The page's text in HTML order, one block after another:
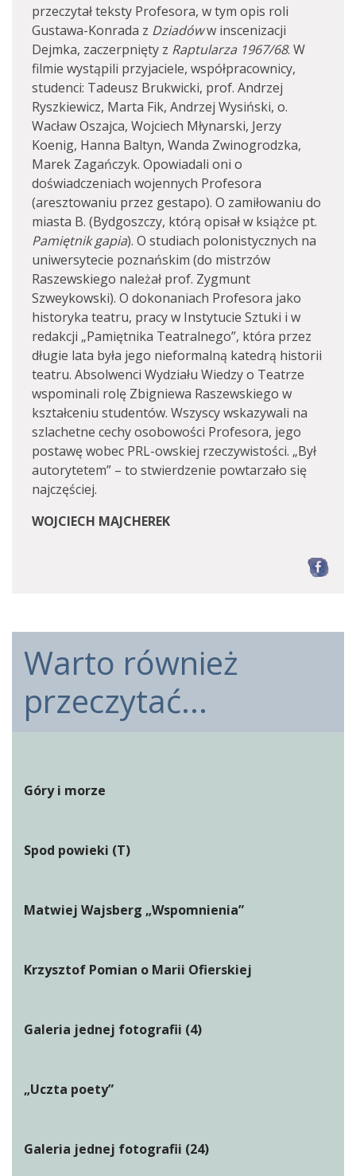
przeczytał teksty Profesora, w tym opis roli
Gustawa-Konrada z Dziadóww inscenizacji
Dejmka, zaczerpnięty z Raptularza 1967/68. W
filmie wystąpili przyjaciele, współpracownicy,
studenci: Tadeusz Brukwicki, prof. Andrzej
Ryszkiewicz, Marta Fik, Andrzej Wysiński, o.
Wacław Oszajca, Wojciech Młynarski, Jerzy
Koenig, Hanna Baltyn, Wanda Zwinogrodzka,
Marek Zagańczyk. Opowiadali oni o
doświadczeniach wojennych Profesora
(aresztowaniu przez gestapo). O zamiłowaniu do
miasta B. (Bydgoszczy, którą opisał w książce pt.
Pamiętnik gapia). O studiach polonistycznych na
uniwersytecie poznańskim (do mistrzów
Raszewskiego należał prof. Zygmunt
Szweykowski). O dokonaniach Profesora jako
historyka teatru, pracy w Instytucie Sztuki i w
redakcji „Pamiętnika Teatralnego”, która przez
długie lata była jego nieformalną katedrą historii
teatru. Absolwenci Wydziału Wiedzy o Teatrze
wspominali rolę Zbigniewa Raszewskiego w
kształceniu studentów. Wszyscy wskazywali na
szlachetne cechy osobowości Profesora, jego
postawę wobec PRL-owskiej rzeczywistości. „Był
autorytetem” – to stwierdzenie powtarzało się
najczęściej.
WOJCIECH MAJCHEREK
Warto również
przeczytać...
Góry i morze
Spod powieki (T)
Matwiej Wajsberg „Wspomnienia”
Krzysztof Pomian o Marii Ofierskiej
Galeria jednej fotografii (4)
„Uczta poety”
Galeria jednej fotografii (24)